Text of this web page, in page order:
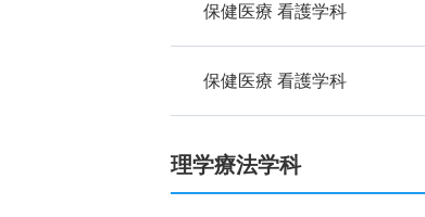
保健医療 看護学科
保健医療 看護学科
理学療法学科